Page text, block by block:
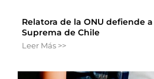
Relatora de la ONU defiende
Suprema de Chile
Leer Más >>